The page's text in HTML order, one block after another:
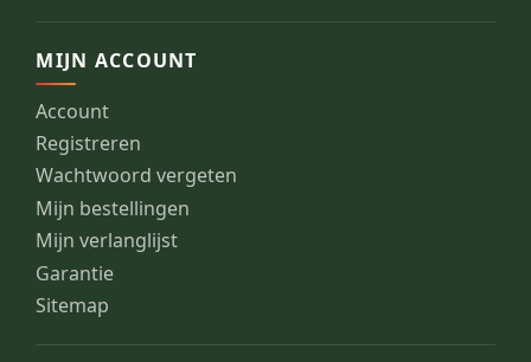
MIJN ACCOUNT
Account
Registreren
Wachtwoord vergeten
Mijn bestellingen
Mijn verlanglijst
Garantie
Sitemap